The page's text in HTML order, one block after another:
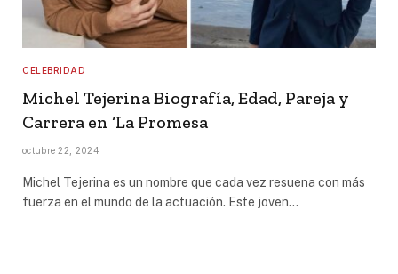
CELEBRIDAD
Michel Tejerina Biografía, Edad, Pareja y
Carrera en ‘La Promesa
octubre 22, 2024
Michel Tejerina es un nombre que cada vez resuena con más
fuerza en el mundo de la actuación. Este joven…